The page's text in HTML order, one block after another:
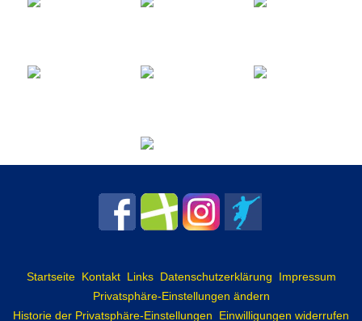
Startseite Kontakt Links Datenschutzerklärung
Impressum
Privatsphäre-Einstellungen ändern
Historie der Privatsphäre-Einstellungen
Einwilligungen widerrufen